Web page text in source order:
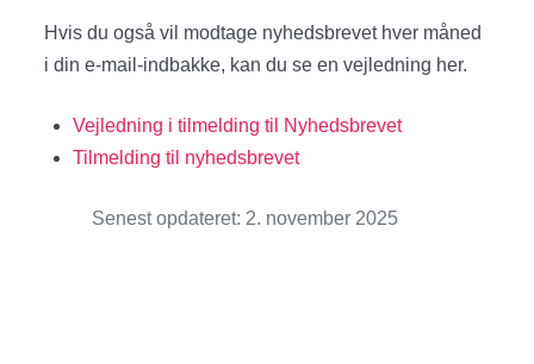
Hvis du også vil modtage nyhedsbrevet hver måned
i din e-mail-indbakke, kan du se en vejledning her.
Vejledning i tilmelding til Nyhedsbrevet
Tilmelding til nyhedsbrevet
Senest opdateret: 2. november 2025